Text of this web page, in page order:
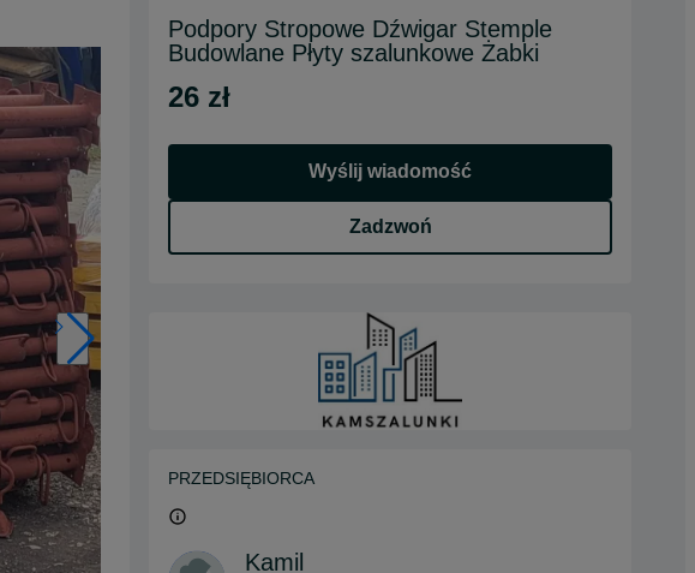
Podpory Stropowe Dźwigar Stemple
Budowlane Płyty szalunkowe Żabki
26 zł
Wyślij wiadomość
Zadzwoń
PRZEDSIĘBIORCA
Kamil